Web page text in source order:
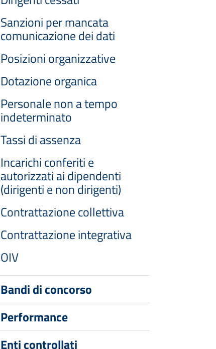
Sanzioni per mancata
comunicazione dei dati
Posizioni organizzative
Dotazione organica
Personale non a tempo
indeterminato
Tassi di assenza
Incarichi conferiti e
autorizzati ai dipendenti
(dirigenti e non dirigenti)
Contrattazione collettiva
Contrattazione integrativa
OIV
Bandi di concorso
Performance
Enti controllati